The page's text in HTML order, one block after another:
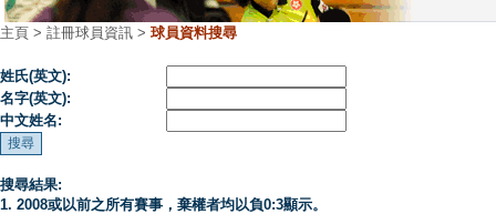
主頁 > 註冊球員資訊 > 球員資料搜尋
姓氏(英文):
名字(英文):
中文姓名:
搜尋結果:
1. 2008或以前之所有賽事，棄權者均以負0:3顯示。